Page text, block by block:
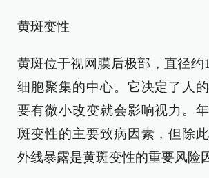
黄斑变性
黄斑位于视网膜后极部，直径约
细胞聚集的中心。它决定了人
要有微小改变就会影响视力。
斑变性的主要致病因素，但除
外线暴露是黄斑变性的重要风险